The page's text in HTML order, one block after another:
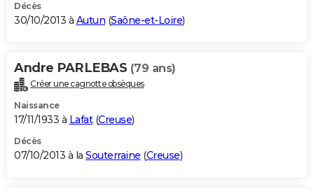
Décès
30/10/2013 à Autun (Saône-et-Loire)
Andre PARLEBAS (79 ans)
Créer une cagnotte obsèques
Naissance
17/11/1933 à Lafat(Creuse)
Décès
07/10/2013 à la Souterraine (Creuse)